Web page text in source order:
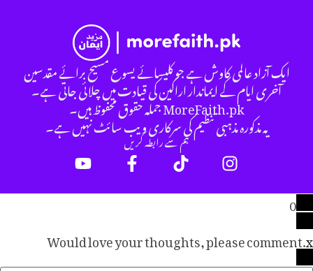
ایک آزاد عالمی کاوش ہے جو کلیسائے یسوع مسیح برائے مقدسین
آخری ایام کے ایماندار اراکین کی قیادت میں چلائی جاتی ہے۔
MoreFaith.pk جملہ حقوق محفوظ ہیں۔
یہ مذکورہ مذہبی تنظیم کی سرکاری ویب سائٹ نہیں ہے۔
ہم سے رابطہ کریں
0
Would love your thoughts, please comment.x